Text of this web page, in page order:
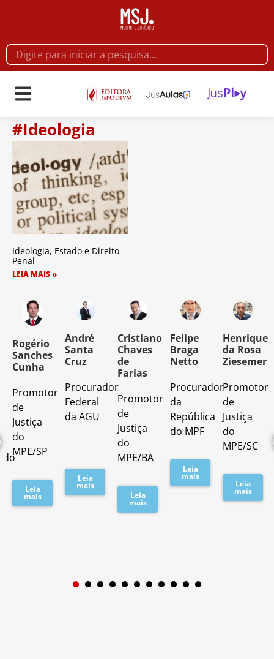
#Ideologia
Ideologia, Estado e Direito
Penal
LEIA MAIS »
Rogério
Sanches
Cunha
Promotor
de
Justiça
do
MPE/SP
Leia
mais
André
Santa
Cruz
Procurador
Federal
da AGU
Leia
mais
Cristiano
Chaves
de
Farias
Promotor
de
Justiça
do
MPE/BA
Leia
mais
Felipe
Braga
Netto
Procurador
da
República
do MPF
Leia
mais
Henrique
da Rosa
Ziesemer
Promotor
de
Justiça
do
MPE/SC
Leia
mais
1 2 3